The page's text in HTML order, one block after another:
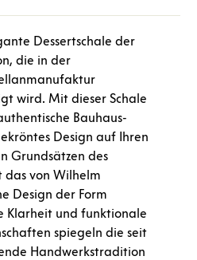
Dessertschale der
die in der
wird. Mit dieser Schale
Bauhaus-
Design auf Ihren
Grundsätzen des
das von Wilhelm
Design der Form
Klarheit und funktionale
spiegeln die seit
Handwerkstradition